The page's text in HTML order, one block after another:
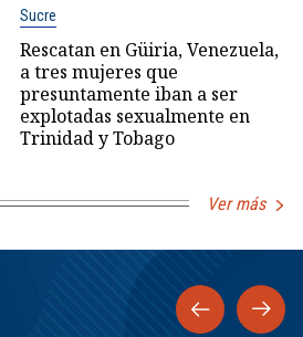
Sucre
Rescatan en Güiria, Venezuela,
a tres mujeres que
presuntamente iban a ser
explotadas sexualmente en
Trinidad y Tobago
Ver más